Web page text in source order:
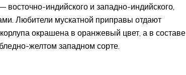
индийского и западно-индийского,
Любители мускатной приправы отдают
окрашена в оранжевый цвет, а в составе
желтом западном сорте.